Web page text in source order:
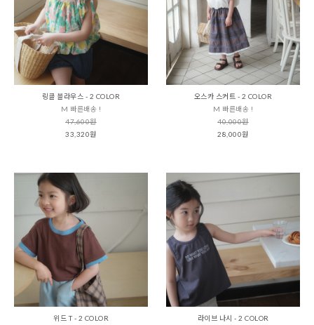
링클 블라우스 - 2 COLOR
M 빠른배송 !
47,600원
33,320원
오스카 스커트 - 2 COLOR
M 빠른배송 !
40,000원
28,000원
위드 T - 2 COLOR
라이브 나시 - 2 COLOR